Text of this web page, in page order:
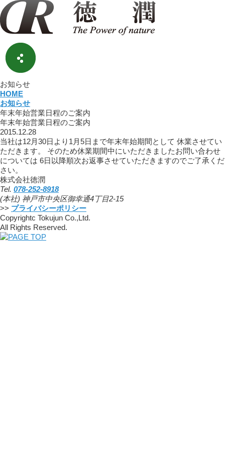
お知らせ
HOME
お知らせ
年末年始営業日程のご案内
年末年始営業日程のご案内
2015.12.28
当社は12月30日より1月5日まで年末年始期間として 休業させてい
ただきます。 そのため休業期間中にいただきましたお問い合わせ
については 6日以降順次お返事させていただきますのでご了承くだ
さい。
株式会社徳潤
Tel. 078-252-8918
(本社) 神戸市中央区御幸通4丁目2-15
>> プライバシーポリシー
Copyrightc Tokujun Co.,Ltd.
All Rights Reserved.